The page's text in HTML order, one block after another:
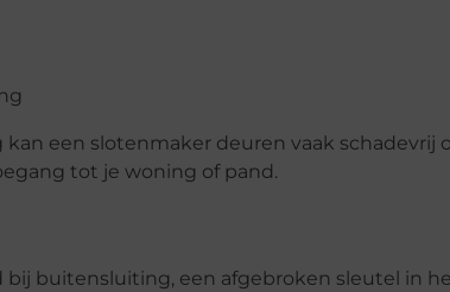
een slotenmaker deuren vaak schadevrij
tot je woning of pand.
buitensluiting, een afgebroken sleutel in